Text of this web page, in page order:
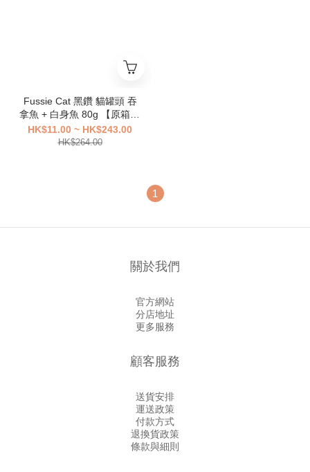
Fussie Cat 黑鑽 貓罐頭 吞
拿魚 + 白身魚 80g 【原箱24
罐】
HK$11.00 ~ HK$243.00
HK$264.00
1
關於我們
官方網站
分店地址
更多服務
顧客服務
送貨安排
運送政策
付款方式
退換貨政策
條款與細則